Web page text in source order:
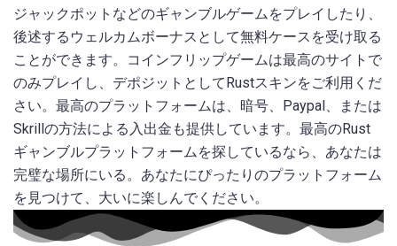
ジャックポットなどのギャンブルゲームをプレイしたり、
後述するウェルカムボーナスとして無料ケースを受け取る
ことができます。コインフリップゲームは最高のサイトで
のみプレイし、デポジットとしてRustスキンをご利用くだ
さい。最高のプラットフォームは、暗号、Paypal、または
Skrillの方法による入出金も提供しています。最高のRust
ギャンブルプラットフォームを探しているなら、あなたは
完璧な場所にいる。あなたにぴったりのプラットフォーム
を見つけて、大いに楽しんでください。